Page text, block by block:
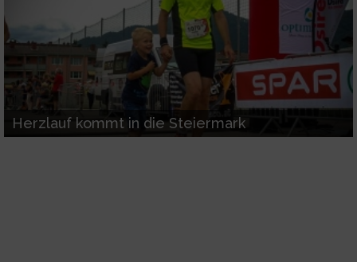
Herzlauf kommt in die Steiermark
Performance
Funktional